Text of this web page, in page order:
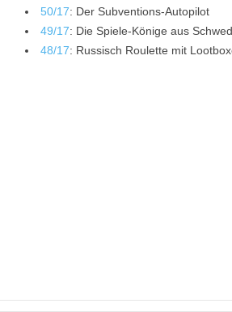
50/17: Der Subventions-Autopilot
49/17: Die Spiele-Könige aus
48/17: Russisch Roulette mit